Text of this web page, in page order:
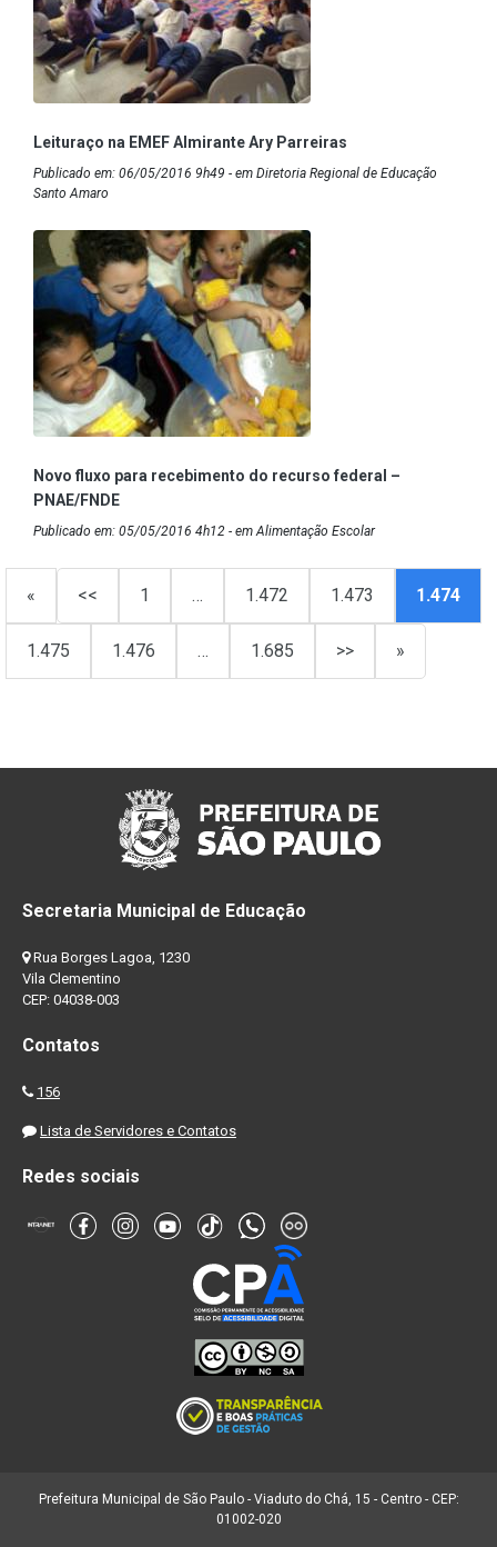
Leituraço na EMEF Almirante Ary Parreiras
Publicado em: 06/05/2016 9h49 - em Diretoria Regional de Educação
Santo Amaro
Novo fluxo para recebimento do recurso federal –
PNAE/FNDE
Publicado em: 05/05/2016 4h12 - em Alimentação Escolar
« << 1 … 1.472 1.473 1.474
1.475 1.476 … 1.685 >> »
Secretaria Municipal de Educação
Rua Borges Lagoa, 1230
Vila Clementino
CEP: 04038-003
Contatos
156
Lista de Servidores e Contatos
Redes sociais
Prefeitura Municipal de São Paulo - Viaduto do Chá, 15 - Centro - CEP:
01002-020